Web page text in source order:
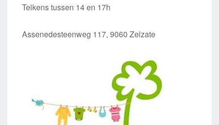
Telkens tussen 14 en 17h
Assenedesteenweg 117, 9060 Zelzate